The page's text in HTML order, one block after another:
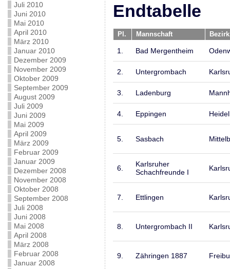
Juli 2010
Juni 2010
Mai 2010
April 2010
März 2010
Januar 2010
Dezember 2009
November 2009
Oktober 2009
September 2009
August 2009
Juli 2009
Juni 2009
Mai 2009
April 2009
März 2009
Februar 2009
Januar 2009
Dezember 2008
November 2008
Oktober 2008
September 2008
Juli 2008
Juni 2008
Mai 2008
April 2008
März 2008
Februar 2008
Januar 2008
Endtabelle
Pl. Mannschaft Bezirk
1. Bad Mergentheim
2. Untergrombach
3. Ladenburg
4. Eppingen
5. Sasbach
6.
Karlsruher
Schachfreunde I
7. Ettlingen
8. Untergrombach II
9. Zähringen 1887